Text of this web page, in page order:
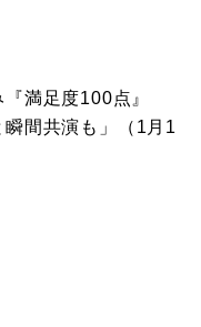
『満足度100点』
間共演も」（1月1